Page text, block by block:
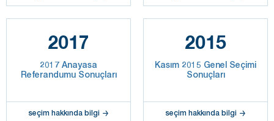
2017
2017 Anayasa
Referandumu Sonuçları
seçim hakkında bilgi
2015
Kasım 2015 Genel Seçimi
Sonuçları
seçim hakkında bilgi